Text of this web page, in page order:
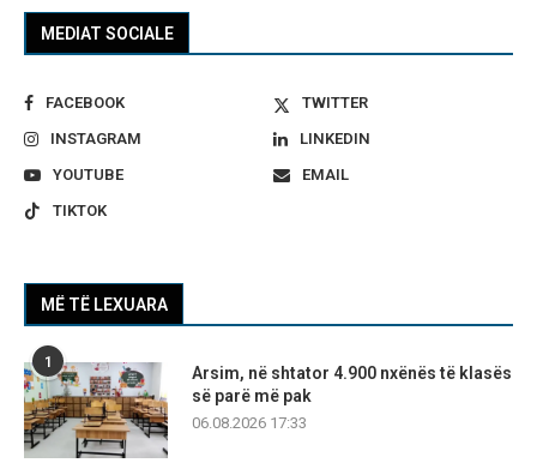
MEDIAT SOCIALE
FACEBOOK
TWITTER
INSTAGRAM
LINKEDIN
YOUTUBE
EMAIL
TIKTOK
MË TË LEXUARA
1
Arsim, në shtator 4.900 nxënës të klasës
së parë më pak
06.08.2026 17:33